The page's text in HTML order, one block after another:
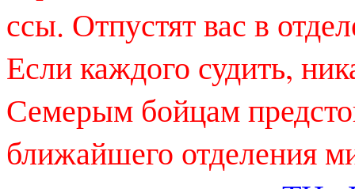
ссы. Отпустят вас в
Если каждого судить,
Семерым бойцам
ближайшего отделения